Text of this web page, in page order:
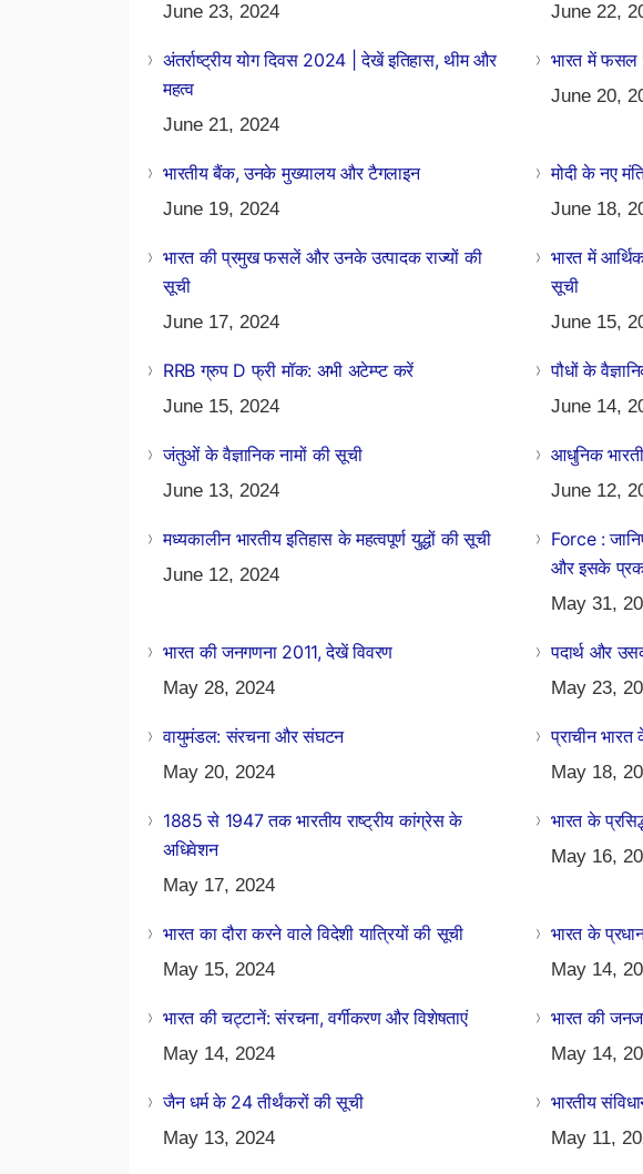
June 23, 2024 June 22,
अंतर्राष्ट्रीय योग दिवस 2024 | देखें इतिहास, थीम और
महत्व
June 21, 2024
भारत में फसल
June 20,
भारतीय बैंक, उनके मुख्यालय और टैगलाइन
June 19, 2024
मोदी के नए
June 18,
भारत की प्रमुख फसलें और उनके उत्पादक राज्यों की
सूची
June 17, 2024
भारत में
सूची
June 15,
RRB ग्रुप D फ्री मॉक: अभी अटेम्प्ट करें
June 15, 2024
पौधों के
June 14,
जंतुओं के वैज्ञानिक नामों की सूची
June 13, 2024
आधुनिक
June 12,
मध्यकालीन भारतीय इतिहास के महत्वपूर्ण युद्धों की सूची
June 12, 2024
Force :
और इसके
May 31,
भारत की जनगणना 2011, देखें विवरण
May 28, 2024
पदार्थ और
May 23,
वायुमंडल: संरचना और संघटन
May 20, 2024
प्राचीन
May 18,
1885 से 1947 तक भारतीय राष्ट्रीय कांग्रेस के
अधिवेशन
May 17, 2024
भारत के
May 16,
भारत का दौरा करने वाले विदेशी यात्रियों की सूची
May 15, 2024
भारत के
May 14,
भारत की चट्टानें: संरचना, वर्गीकरण और विशेषताएं
May 14, 2024
भारत की
May 14,
जैन धर्म के 24 तीर्थंकरों की सूची
May 13, 2024
भारतीय
May 11,